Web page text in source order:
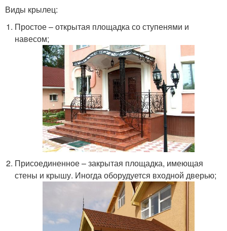
Виды крылец:
Простое – открытая площадка со ступенями и
навесом;
Присоединенное – закрытая площадка, имеющая
стены и крышу. Иногда оборудуется входной дверью;